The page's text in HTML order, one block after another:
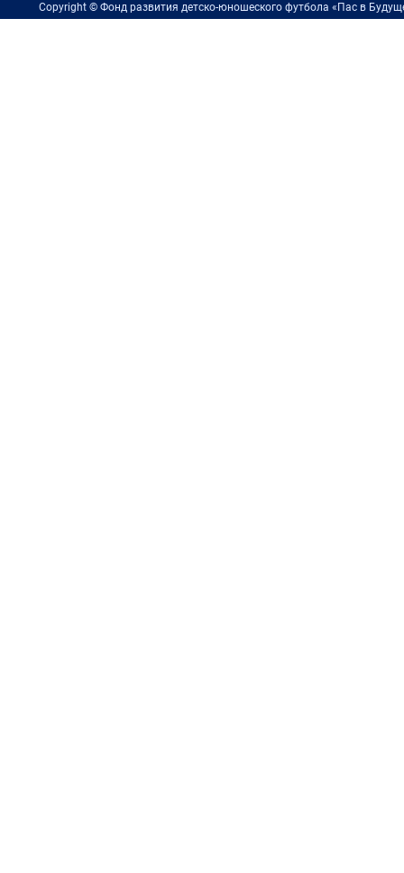
Copyright ©️ Фонд развития детско-юношеского футбола «Пас в